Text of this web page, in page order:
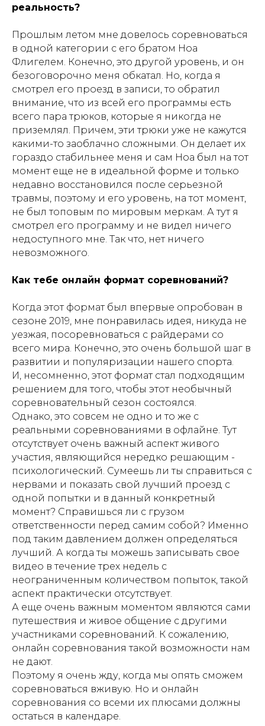
реальность?
Прошлым летом мне довелось соревноваться
в одной категории с его братом Ноа
Флигелем. Конечно, это другой уровень, и он
безоговорочно меня обкатал. Но, когда я
смотрел его проезд в записи, то обратил
внимание, что из всей его программы есть
всего пара трюков, которые я никогда не
приземлял. Причем, эти трюки уже не кажутся
какими-то заоблачно сложными. Он делает их
гораздо стабильнее меня и сам Ноа был на тот
момент еще не в идеальной форме и только
недавно восстановился после серьезной
травмы, поэтому и его уровень, на тот момент,
не был топовым по мировым меркам. А тут я
смотрел его программу и не видел ничего
недоступного мне. Так что, нет ничего
невозможного.
Как тебе онлайн формат соревнований?
Когда этот формат был впервые опробован в
сезоне 2019, мне понравилась идея, никуда не
уезжая, посоревноваться с райдерами со
всего мира. Конечно, это очень большой шаг в
развитии и популяризации нашего спорта.
И, несомненно, этот формат стал подходящим
решением для того, чтобы этот необычный
соревновательный сезон состоялся.
Однако, это совсем не одно и то же с
реальными соревнованиями в офлайне. Тут
отсутствует очень важный аспект живого
участия, являющийся нередко решающим -
психологический. Сумеешь ли ты справиться с
нервами и показать свой лучший проезд с
одной попытки и в данный конкретный
момент? Справишься ли с грузом
ответственности перед самим собой? Именно
под таким давлением должен определяться
лучший. А когда ты можешь записывать свое
видео в течение трех недель с
неограниченным количеством попыток, такой
аспект практически отсутствует.
А еще очень важным моментом являются сами
путешествия и живое общение с другими
участниками соревнований. К сожалению,
онлайн соревнования такой возможности нам
не дают.
Поэтому я очень жду, когда мы опять сможем
соревноваться вживую. Но и онлайн
соревнования со всеми их плюсами должны
остаться в календаре.